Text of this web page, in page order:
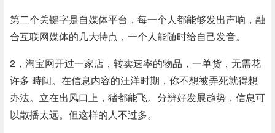
第二个关键字是自媒体平台，每一个人都能够发出声响，融
合互联网媒体的几大特点，一个人能随时给自己发音。
2，淘宝网开过一家店，转卖速率的物品，一单货，无需花
许多 時间。在信息内容的汪洋时期，你不想被弄死就得想
办法。立在出风口上，猪都能飞。分辨好发展趋势，信息可
以散播太远。但这样的人不过多。